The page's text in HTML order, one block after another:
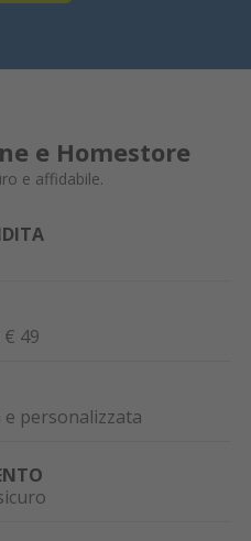
e Homestore
e affidabile.
49
personalizzata